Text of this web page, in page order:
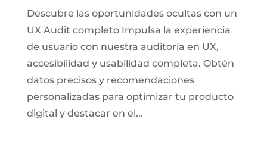
Descubre las oportunidades ocultas con un
UX Audit completo Impulsa la experiencia
de usuario con nuestra auditoría en UX,
accesibilidad y usabilidad completa. Obtén
datos precisos y recomendaciones
personalizadas para optimizar tu producto
digital y destacar en el...